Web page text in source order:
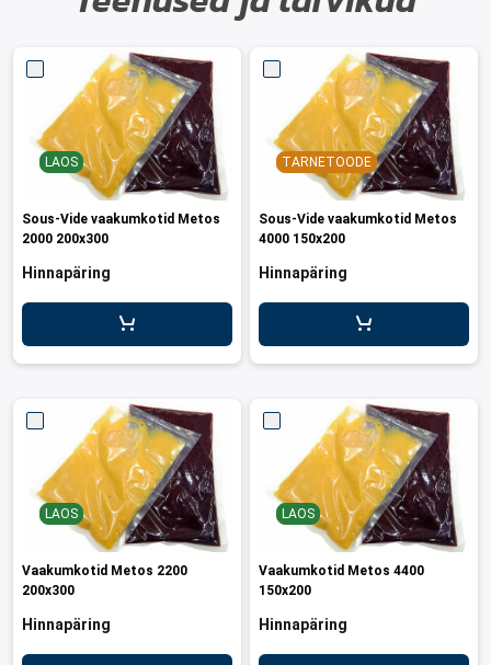
LAOS
Sous-Vide vaakumkotid Metos
2000 200x300
Hinnapäring
TARNETOODE
Sous-Vide vaakumkotid Metos
4000 150x200
Hinnapäring
LAOS
Vaakumkotid Metos 2200
200x300
Hinnapäring
LAOS
Vaakumkotid Metos 4400
150x200
Hinnapäring